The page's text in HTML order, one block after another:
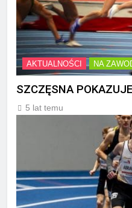
AKTUALNOŚCI NA
SZCZĘSNA
5 lat temu